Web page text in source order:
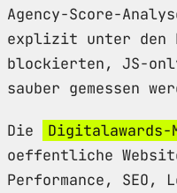
Agency-Score-
explizit unter den
blockierten, JS-
sauber gemessen
Die Digitalawards-
oeffentliche
Performance,